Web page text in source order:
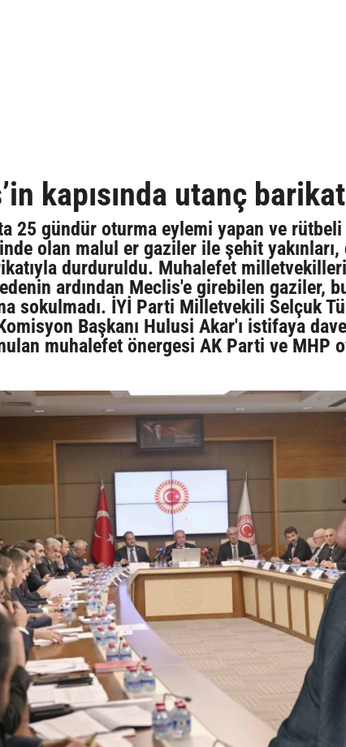
kapısında utanç
25 gündür oturma eylemi yapan ve
olan malul er gaziler ile şehit
durduruldu. Muhalefet
ardından Meclis'e girebilen gaziler,
sokulmadı. İYİ Parti Milletvekili Selçuk
Başkanı Hulusi Akar'ı istifaya
muhalefet önergesi AK Parti ve MHP